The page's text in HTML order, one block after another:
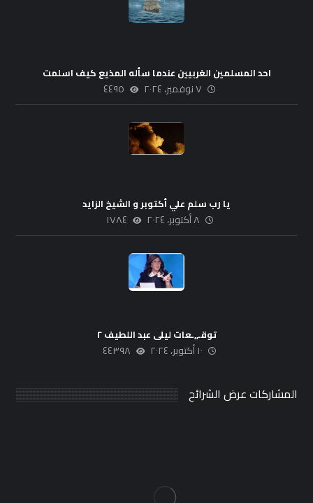
احد المسلمين الغربيين عندما سأله المذيع كيف اسلمت
٧ نوفمبر، ٢٠٢٤ ٤٤٩٥
يا رب سلم علي أكتوبر و الشيخ الزايد
٨ أكتوبر، ٢٠٢٤ ١٧٨٤
توقـ,,ـعات ليلى عبد اللطيف ٢
١٠ أكتوبر، ٢٠٢٤ ٤٤٣٩٨
المشاركات عرض الشرائح